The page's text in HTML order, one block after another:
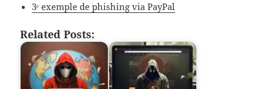
3ᵉ exemple de phishing via PayPal
Related Posts: